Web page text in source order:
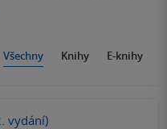
Všechny Knihy E-knihy
vydání)